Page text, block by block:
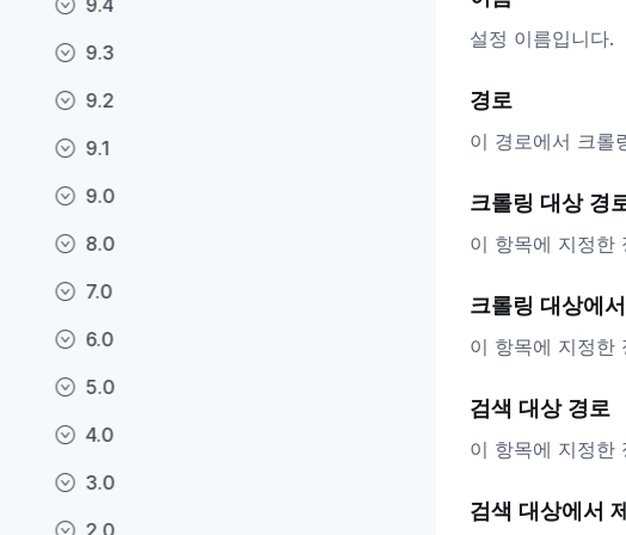
9.4
9.3
9.2
9.1
9.0
8.0
7.0
6.0
5.0
4.0
3.0
2.0
설정 이름입니다.
경로
이 경로에서 크롤
크롤링 대상 경
이 항목에 지정한
크롤링 대상에
이 항목에 지정한
검색 대상 경로
이 항목에 지정한
검색 대상에서